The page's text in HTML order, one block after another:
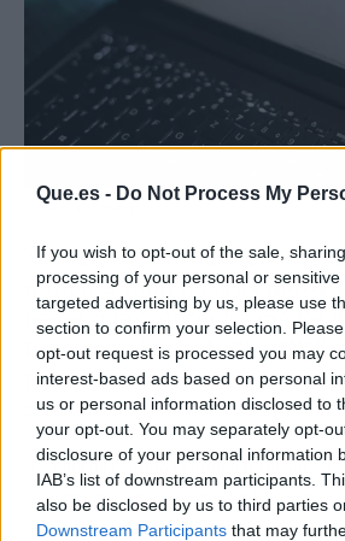
Que.es - Do Not Process My
If you wish to opt-out of the sale,
processing of your personal or
targeted advertising by us, please use
section to confirm your selection.
opt-out request is processed you may
interest-based ads based on personal
us or personal information disclosed to
your opt-out. You may separately opt-
disclosure of your personal information
IAB’s list of downstream participants.
also be disclosed by us to third parties
Downstream Participants that may
Fuente: Unsplash
Más allá de ser consciente del
no debes subir fotos a
tienes que conocer losmodos
funcionamiento de ChatGPT
puede confiar. Entre ellos
siguientes:
Falta de sentido común o intuición
:
otros muchos asistentes de IA, tienen el
muchas ocasiones interpretan las